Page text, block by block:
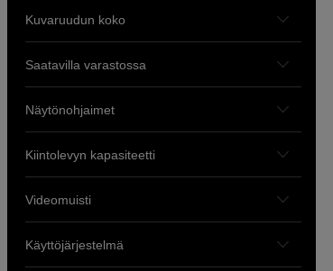
Kuvaruudun koko
Saatavilla varastossa
Näytönohjaimet
Kiintolevyn kapasiteetti
Videomuisti
Käyttöjärjestelmä